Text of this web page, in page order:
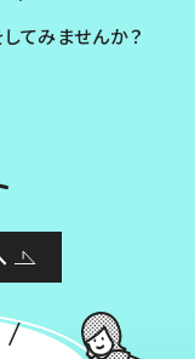
てみませんか？